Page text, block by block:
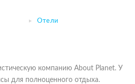
Отели
компанию About Planet. У
для полноценного отдыха.